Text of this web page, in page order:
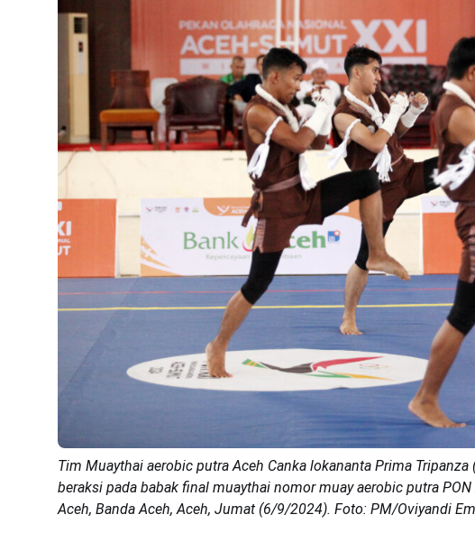
Tim Muaythai aerobic putra Aceh Canka lokananta Prima
beraksi pada babak final muaythai nomor muay aerobic putra
Aceh, Banda Aceh, Aceh, Jumat (6/9/2024). Foto: PM/Oviyandi